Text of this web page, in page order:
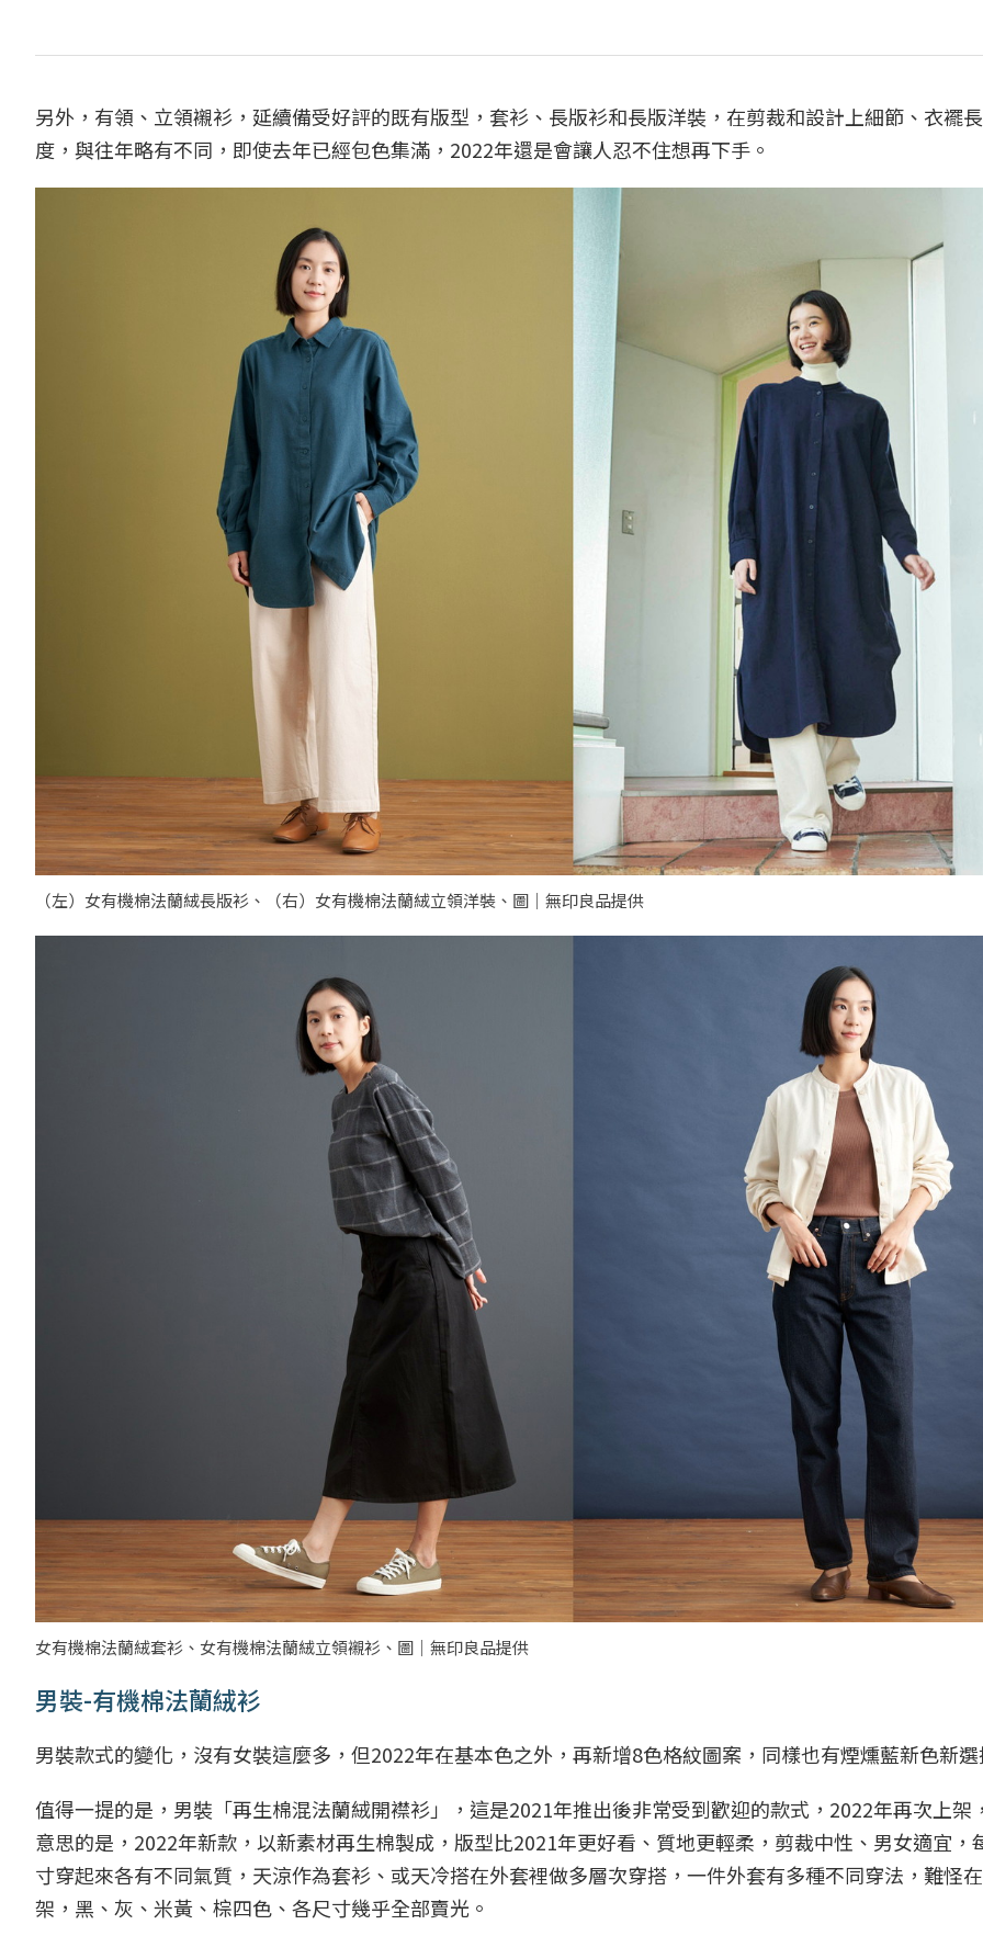
另外，有領、立領襯衫，延續備受好評的既有版型，套衫、長版衫和長版洋裝，在剪裁和設計上細節、衣襬
度，與往年略有不同，即使去年已經包色集滿，2022年還是會讓人忍不住想再下手。
（左）女有機棉法蘭絨長版衫、（右）女有機棉法蘭絨立領洋裝、圖｜無印良品提供
女有機棉法蘭絨套衫、女有機棉法蘭絨立領襯衫、圖｜無印良品提供
男裝-有機棉法蘭絨衫
男裝款式的變化，沒有女裝這麼多，但2022年在基本色之外，再新增8色格紋圖案，同樣也有煙燻藍新色新
值得一提的是，男裝「再生棉混法蘭絨開襟衫」，這是2021年推出後非常受到歡迎的款式，2022年再次上架
意思的是，2022年新款，以新素材再生棉製成，版型比2021年更好看、質地更輕柔，剪裁中性、男女適宜，
寸穿起來各有不同氣質，天涼作為套衫、或天冷搭在外套裡做多層次穿搭，一件外套有多種不同穿法，難怪
架，黑、灰、米黃、棕四色、各尺寸幾乎全部賣光。